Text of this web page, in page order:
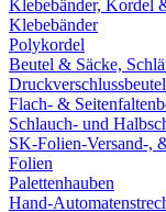
Klebebänder, Kordel
Klebebänder
Polykordel
Beutel & Säcke,
Druckverschlussbeutel
Flach- &
Schlauch- und
SK-Folien-Versand-,
Folien
Palettenhauben
Hand-